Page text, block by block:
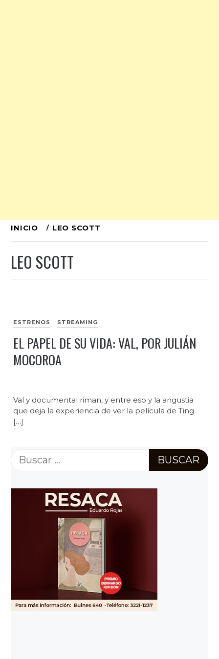
Ir
contenido
INICIO LEO SCOTT
LEO SCOTT
ESTRENOS STREAMING
EL PAPEL DE SU VIDA: VAL, POR JULIÁN
MOCOROA
Val y documental riman, y entre eso y la angustia
que deja la experiencia de ver la película de Ting
[…]
Buscar: